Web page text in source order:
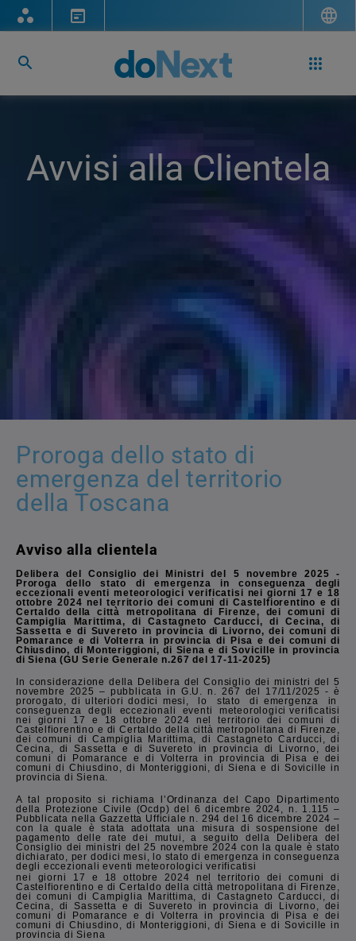
Avvisi alla Clientela
Proroga dello stato di
emergenza del territorio
della Toscana
Avviso alla clientela
Delibera del Consiglio dei Ministri del 5 novembre 2025 -
Proroga dello stato di emergenza in conseguenza degli
eccezionali eventi meteorologici verificatisi nei giorni 17 e 18
ottobre 2024 nel territorio dei comuni di Castelfiorentino e di
Certaldo della città metropolitana di Firenze, dei comuni di
Campiglia Marittima, di Castagneto Carducci, di Cecina, di
Sassetta e di Suvereto in provincia di Livorno, dei comuni di
Pomarance e di Volterra in provincia di Pisa e dei comuni di
Chiusdino, di Monteriggioni, di Siena e di Sovicille in provincia
di Siena (GU Serie Generale n.267 del 17-11-2025)
In considerazione della Delibera del Consiglio dei ministri del 5
novembre 2025 – pubblicata in G.U. n. 267 del 17/11/2025 - è
prorogato, di ulteriori dodici mesi, lo stato di emergenza in
conseguenza degli eccezionali eventi meteorologici verificatisi
nei giorni 17 e 18 ottobre 2024 nel territorio dei comuni di
Castelfiorentino e di Certaldo della città metropolitana di Firenze,
dei comuni di Campiglia Marittima, di Castagneto Carducci, di
Cecina, di Sassetta e di Suvereto in provincia di Livorno, dei
comuni di Pomarance e di Volterra in provincia di Pisa e dei
comuni di Chiusdino, di Monteriggioni, di Siena e di Sovicille in
provincia di Siena.
A tal proposito si richiama l’Ordinanza del Capo Dipartimento
della Protezione Civile (Ocdp) del 6 dicembre 2024, n. 1.115 –
Pubblicata nella Gazzetta Ufficiale n. 294 del 16 dicembre 2024 –
con la quale è stata adottata una misura di sospensione del
pagamento delle rate dei mutui, a seguito della Delibera del
Consiglio dei ministri del 25 novembre 2024 con la quale è stato
dichiarato, per dodici mesi, lo stato di emergenza in conseguenza
degli eccezionali eventi meteorologici verificatisi
nei giorni 17 e 18 ottobre 2024 nel territorio dei comuni di
Castelfiorentino e di Certaldo della città metropolitana di Firenze,
dei comuni di Campiglia Marittima, di Castagneto Carducci, di
Cecina, di Sassetta e di Suvereto in provincia di Livorno, dei
comuni di Pomarance e di Volterra in provincia di Pisa e dei
comuni di Chiusdino, di Monteriggioni, di Siena e di Sovicille in
provincia di Siena